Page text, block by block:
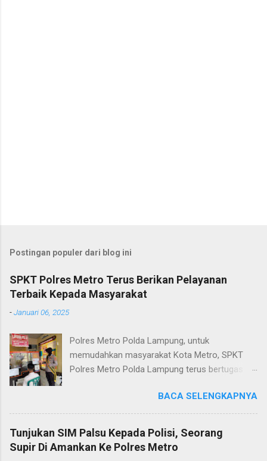
Postingan populer dari blog ini
SPKT Polres Metro Terus Berikan Pelayanan
Terbaik Kepada Masyarakat
-Januari 06, 2025
Polres Metro Polda Lampung, untuk
memudahkan masyarakat Kota Metro, SPKT
Polres Metro Polda Lampung terus bertugas
terkait layanan pengaduan, pelayanan SKCK dan
pelayanan Identifikasi sidik jari secara terpadu
kepada masyarakat. Senin (06/01/2025) Dalam
mewujudkan pelayanan prima kepolisian, SPKT
BACA SELENGKAPNYA
Tunjukan SIM Palsu Kepada Polisi, Seorang
Supir Di Amankan Ke Polres Metro